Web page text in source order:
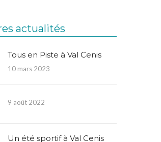
actualités
Tous en Piste à Val Cenis
10 mars 2023
9 août 2022
Un été sportif à Val Cenis